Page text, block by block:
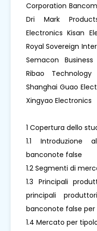
Corporation
Dri Mark
Electronics Kisan
Royal Sovereign
Semacon
Ribao
Shanghai Guao
Xingyao Electronics
1 Copertura dello
1.1 Introduzione
banconote false
1.2 Segmenti di
1.3 Principali
principali
banconote false
1.4 Mercato per